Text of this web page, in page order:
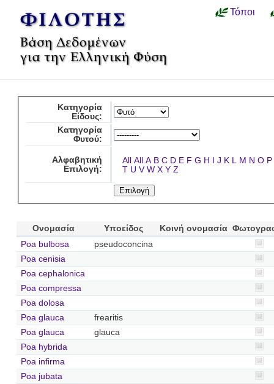
Τόποι
Κατηγορία
Είδους:
Κατηγορία
Φυτού:
Αλφαβητική
Επιλογή:
All All A B C D E F G H I J K L M N O P
T U V W X Y Z
Ονομασία Υποείδος Κοινή ονομασία
Poa bulbosa
pseudoconcina
Poa cenisia
Poa cephalonica
Poa compressa
Poa dolosa
Poa glauca
frearitis
Poa glauca
glauca
Poa hybrida
Poa infirma
Poa jubata